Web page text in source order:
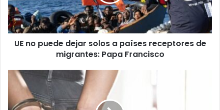
países
receptores
de
migrantes:
UE no puede dejar solos a países receptores de
migrantes: Papa Francisco
Detienen
hombres
en